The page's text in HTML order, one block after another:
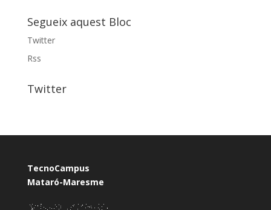
Segueix aquest Bloc
Twitter
Rss
Twitter
TecnoCampus
Mataró-Maresme